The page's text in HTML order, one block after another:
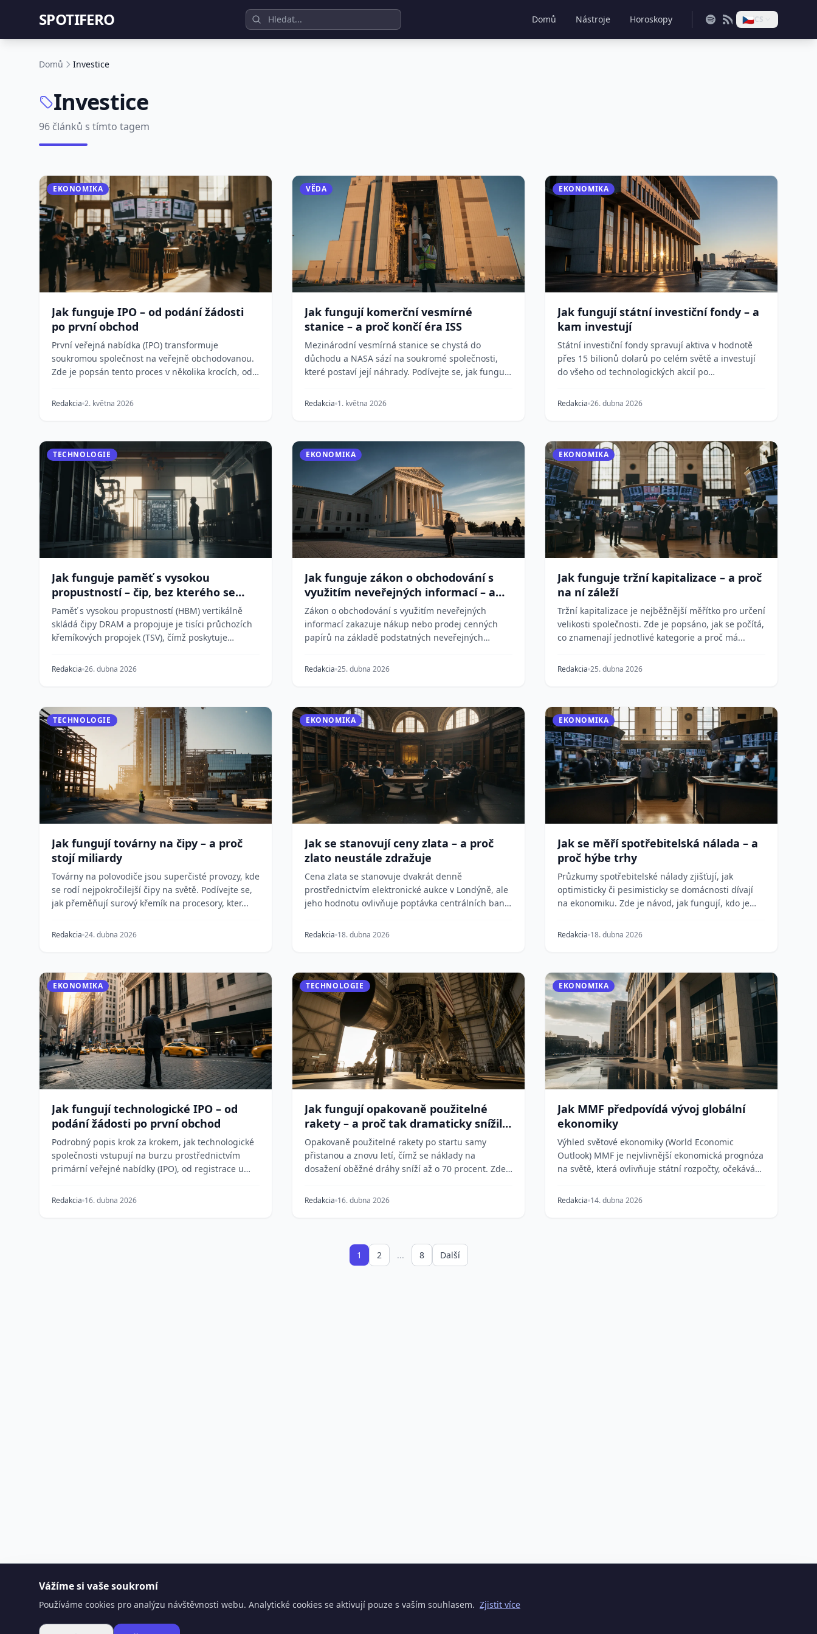
SPOTIFERO Domů Nástroje Horoskopy 🇨🇿CS
Domů Investice
Investice
96 článků s tímto tagem
EKONOMIKA
Jak funguje IPO – od podání žádosti
po první obchod
První veřejná nabídka (IPO) transformuje
soukromou společnost na veřejně obchodovanou.
Zde je popsán tento proces v několika krocích, od
Redakcia 2. května 2026
VĚDA
Jak fungují komerční vesmírné
stanice – a proč končí éra ISS
Mezinárodní vesmírná stanice se chystá do
důchodu a NASA sází na soukromé společnosti,
které postaví její náhrady. Podívejte se, jak fungují
Redakcia 1. května 2026
EKONOMIKA
Jak fungují státní investiční fondy – a
kam investují
Státní investiční fondy spravují aktiva v hodnotě
přes 15 bilionů dolarů po celém světě a investují
do všeho od technologických akcií po
Redakcia 26. dubna 2026
TECHNOLOGIE
Jak funguje paměť s vysokou
propustností – čip, bez kterého se
umělá inteligence neobejde
Paměť s vysokou propustností (HBM) vertikálně
skládá čipy DRAM a propojuje je tisíci průchozích
křemíkových propojek (TSV), čímž poskytuje
Redakcia 26. dubna 2026
EKONOMIKA
Jak funguje zákon o obchodování s
využitím neveřejných informací – a
proč se rozšiřuje
Zákon o obchodování s využitím neveřejných
informací zakazuje nákup nebo prodej cenných
papírů na základě podstatných neveřejných
Redakcia 25. dubna 2026
EKONOMIKA
Jak funguje tržní kapitalizace – a proč
na ní záleží
Tržní kapitalizace je nejběžnější měřítko pro určení
velikosti společnosti. Zde je popsáno, jak se počítá,
co znamenají jednotlivé kategorie a proč má...
Redakcia 25. dubna 2026
TECHNOLOGIE
Jak fungují továrny na čipy – a proč
stojí miliardy
Továrny na polovodiče jsou superčisté provozy, kde
se rodí nejpokročilejší čipy na světě. Podívejte se,
jak přeměňují surový křemík na procesory, kter...
Redakcia 24. dubna 2026
EKONOMIKA
Jak se stanovují ceny zlata – a proč
zlato neustále zdražuje
Cena zlata se stanovuje dvakrát denně
prostřednictvím elektronické aukce v Londýně, ale
jeho hodnotu ovlivňuje poptávka centrálních bank,
Redakcia 18. dubna 2026
EKONOMIKA
Jak se měří spotřebitelská nálada – a
proč hýbe trhy
Průzkumy spotřebitelské nálady zjišťují, jak
optimisticky či pesimisticky se domácnosti dívají
na ekonomiku. Zde je návod, jak fungují, kdo je
Redakcia 18. dubna 2026
EKONOMIKA
Jak fungují technologické IPO – od
podání žádosti po první obchod
Podrobný popis krok za krokem, jak technologické
společnosti vstupují na burzu prostřednictvím
primární veřejné nabídky (IPO), od registrace u
Redakcia 16. dubna 2026
TECHNOLOGIE
Jak fungují opakovaně použitelné
rakety – a proč tak dramaticky snížily
náklady
Opakovaně použitelné rakety po startu samy
přistanou a znovu letí, čímž se náklady na
dosažení oběžné dráhy sníží až o 70 procent. Zde
Redakcia 16. dubna 2026
EKONOMIKA
Jak MMF předpovídá vývoj globální
ekonomiky
Výhled světové ekonomiky (World Economic
Outlook) MMF je nejvlivnější ekonomická prognóza
na světě, která ovlivňuje státní rozpočty, očekávání
Redakcia 14. dubna 2026
1 2 ... 8 Další
Vážíme si vaše soukromí
Používáme cookies pro analýzu návštěvnosti webu. Analytické cookies se aktivují pouze s vaším souhlasem. Zjistit více